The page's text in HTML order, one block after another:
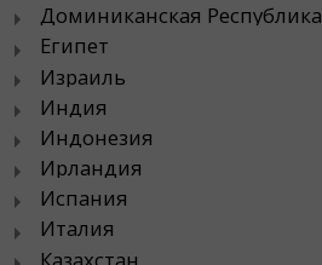
Доминиканская Республика
Египет
Израиль
Индия
Индонезия
Ирландия
Испания
Италия
Казахстан